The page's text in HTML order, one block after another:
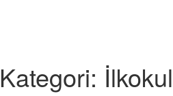
Kategori: İlkokul